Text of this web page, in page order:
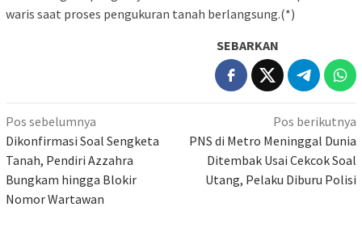
waris saat proses pengukuran tanah berlangsung.(*)
SEBARKAN
Navigasi
pos
Pos sebelumnya
Dikonfirmasi Soal Sengketa
Tanah, Pendiri Azzahra
Bungkam hingga Blokir
Nomor Wartawan
Pos berikutnya
PNS di Metro Meninggal Dunia
Ditembak Usai Cekcok Soal
Utang, Pelaku Diburu Polisi